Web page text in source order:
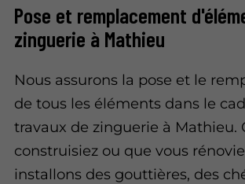
Pose et remplacement
zinguerie à Mathieu
Nous assurons la pose et le
de tous les éléments dans le
travaux de zinguerie à Mathieu.
construisiez ou que vous
installons des gouttières, des